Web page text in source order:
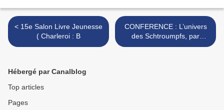
< 15e Salon Livre Jeunesse
( Charleroi : B
CONFERENCE : L’univers
des Schtroumpfs, par
Hugues Dayez/ Strépy-
Hébergé par Canalblog
Top articles
Pages